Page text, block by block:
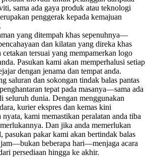
sama ada gaya produk atau teknologi
penggerak kepada kemajuan
yang ditempah khas sepenuhnya—
dan kilatan yang direka khas
cetakan tersuai yang mempamerkan logo
Pasukan kami akan memperhalusi setiap
dengan jenama dan tempat anda.
saluran dan sokongan tindak balas pantas
tepat pada masanya—sama ada
seluruh dunia. Dengan menggunakan
kurier ekspres dan kemas kini
nyata, kami memastikan peralatan anda tiba
Dan jika anda memerlukan
pasukan pakar kami akan bertindak balas
jam—bukan beberapa hari—menjaga acara
persediaan hingga ke akhir.